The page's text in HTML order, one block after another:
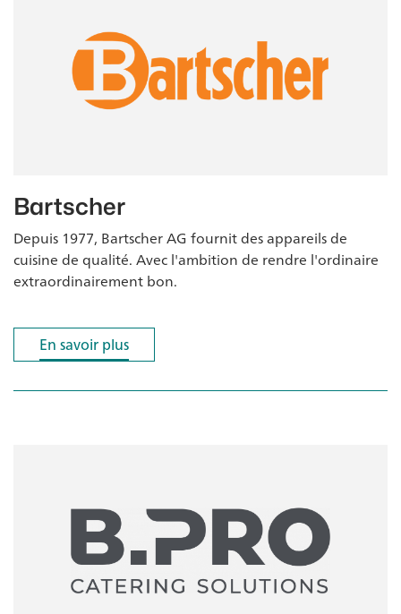
Bartscher
Depuis 1977, Bartscher AG fournit des appareils de
cuisine de qualité. Avec l'ambition de rendre l'ordinaire
extraordinairement bon.
En savoir plus
En savoir plus